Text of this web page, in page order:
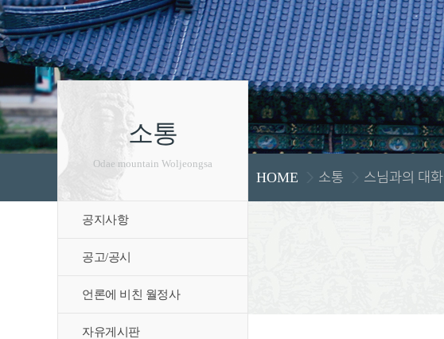
소통
Odae mountain Woljeongsa
공지사항
공고/공시
언론에 비친 월정사
자유게시판
HOME 소통 스님과의 대화